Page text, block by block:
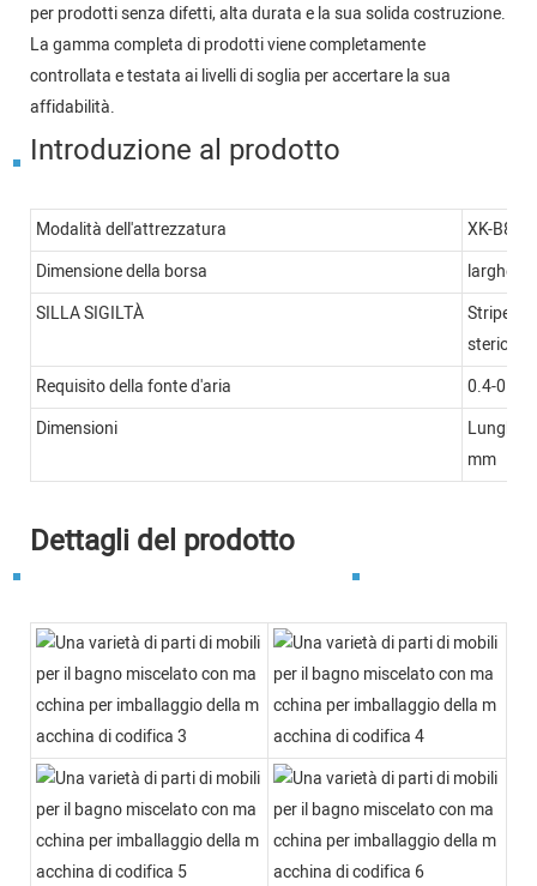
per prodotti senza difetti, alta durata e la sua solida costruzione.
La gamma completa di prodotti viene completamente
controllata e testata ai livelli di soglia per accertare la sua
affidabilità.
Introduzione al prodotto
Modalità dell'attrezzatura
XK-
Dimensione della borsa
SILLA SIGILTÀ
Stripe,
steriore
Requisito della fonte d'aria
0.4-
Dimensioni
mm
Dettagli del prodotto